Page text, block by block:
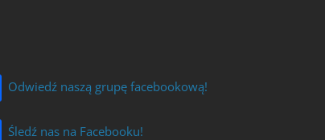
Odwiedź naszą grupę facebookową!
Śledź nas na Facebooku!